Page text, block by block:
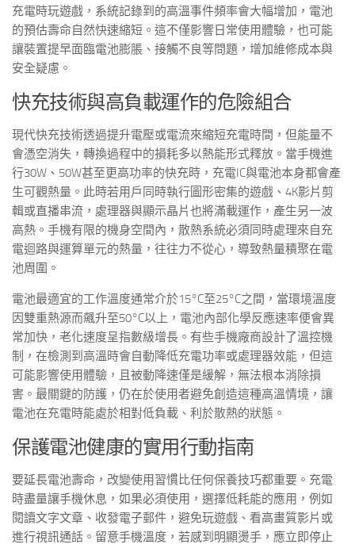
充電時玩遊戲，系統記錄到的高溫事件頻率會大幅增加，電池
的預估壽命自然快速縮短。這不僅影響日常使用體驗，也可能
讓裝置提早面臨電池膨脹、接觸不良等問題，增加維修成本與
安全疑慮。
快充技術與高負載運作的危險組合
現代快充技術透過提升電壓或電流來縮短充電時間，但能量不
會憑空消失，轉換過程中的損耗多以熱能形式釋放。當手機進
行30W、50W甚至更高功率的快充時，充電IC與電池本身都會產
生可觀熱量。此時若用戶同時執行圖形密集的遊戲、4K影片剪
輯或直播串流，處理器與顯示晶片也將滿載運作，產生另一波
高熱。手機有限的機身空間內，散熱系統必須同時處理來自充
電迴路與運算單元的熱量，往往力不從心，導致熱量積聚在電
池周圍。
電池最適宜的工作溫度通常介於15°C至25°C之間，當環境溫度
因雙重熱源而飆升至50°C以上，電池內部化學反應速率便會異
常加快，老化速度呈指數級增長。有些手機廠商設計了溫控機
制，在檢測到高溫時會自動降低充電功率或處理器效能，但這
可能影響使用體驗，且被動降速僅是緩解，無法根本消除損
害。最關鍵的防護，仍在於使用者避免創造這種高溫情境，讓
電池在充電時能處於相對低負載、利於散熱的狀態。
保護電池健康的實用行動指南
要延長電池壽命，改變使用習慣比任何保養技巧都重要。充電
時盡量讓手機休息，如果必須使用，選擇低耗能的應用，例如
閱讀文字文章、收發電子郵件，避免玩遊戲、看高畫質影片或
進行視訊通話。留意手機溫度，若感到明顯燙手，應立即停止